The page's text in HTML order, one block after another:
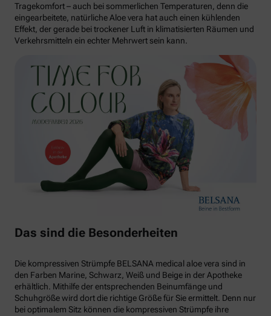
Tragekomfort – auch bei sommerlichen Temperaturen, denn die
eingearbeitete, natürliche Aloe vera hat auch einen kühlenden
Effekt, der gerade bei trockener Luft in klimatisierten Räumen und
Verkehrsmitteln ein echter Mehrwert sein kann.
Das sind die Besonderheiten
Die kompressiven Strümpfe BELSANA medical aloe vera sind in
den Farben Marine, Schwarz, Weiß und Beige in der Apotheke
erhältlich. Mithilfe der entsprechenden Beinumfänge und
Schuhgröße wird dort die richtige Größe für Sie ermittelt. Denn nur
bei optimalem Sitz können die kompressiven Strümpfe ihre